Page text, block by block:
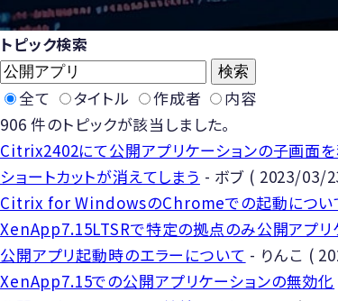
トピック検索
全て タイトル 作成者
内容
906 件のトピックが該当しました。
Citrix2402にて公開アプリケーションの子画面
ショートカットが消えてしまう - ボブ ( 2023/03/
Citrix for WindowsのChromeでの起動につい
XenApp7.15LTSRで特定の拠点のみ公開アプリ
公開アプリ起動時のエラーについて - りんこ (
XenApp7.15での公開アプリケーションの無効化